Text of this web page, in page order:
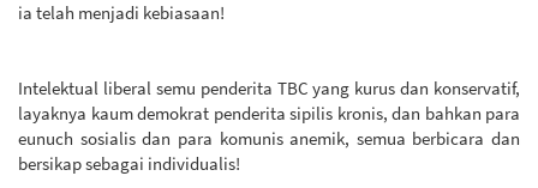
ia telah menjadi kebiasaan!
Intelektual liberal semu penderita TBC yang kurus dan konservatif,
layaknya kaum demokrat penderita sipilis kronis, dan bahkan para
eunuch sosialis dan para komunis anemik, semua berbicara dan
bersikap sebagai individualis!